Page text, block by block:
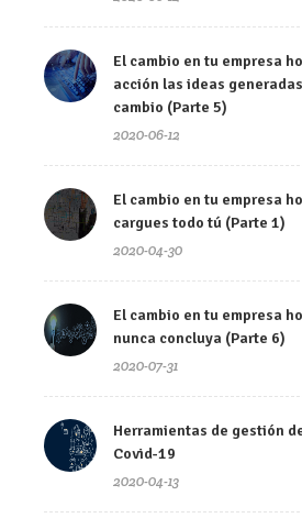
El cambio en tu empresa
acción las ideas
cambio (Parte 5)
2020-06-12
El cambio en tu empresa
cargues todo tú (Parte 1)
2020-04-30
El cambio en tu empresa
nunca concluya (Parte 6)
2020-07-31
Herramientas de gestión
Covid-19
2020-04-13